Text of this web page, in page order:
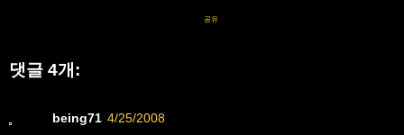
공유
댓글 4개:
being71 4/25/2008